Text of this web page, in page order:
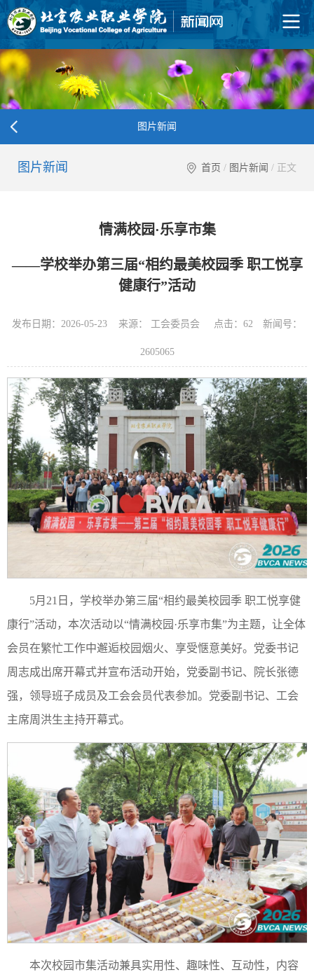
图片新闻
图片新闻 首页 / 图片新闻 / 正文
情满校园·乐享市集
——学校举办第三届“相约最美校园季 职工悦享
健康行”活动
发布日期：2026-05-23 来源： 工会委员会 点击： 62 新闻号：
2605065
5月21日，学校举办第三届“相约最美校园季 职工悦享健
康行”活动，本次活动以“情满校园·乐享市集”为主题，让全体
会员在繁忙工作中邂逅校园烟火、享受惬意美好。党委书记
周志成出席开幕式并宣布活动开始，党委副书记、院长张德
强，领导班子成员及工会会员代表参加。党委副书记、工会
主席周洪生主持开幕式。
本次校园市集活动兼具实用性、趣味性、互动性，内容